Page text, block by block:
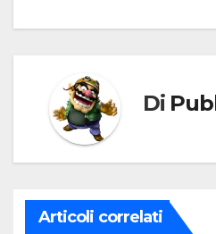
Di
Articoli correlati